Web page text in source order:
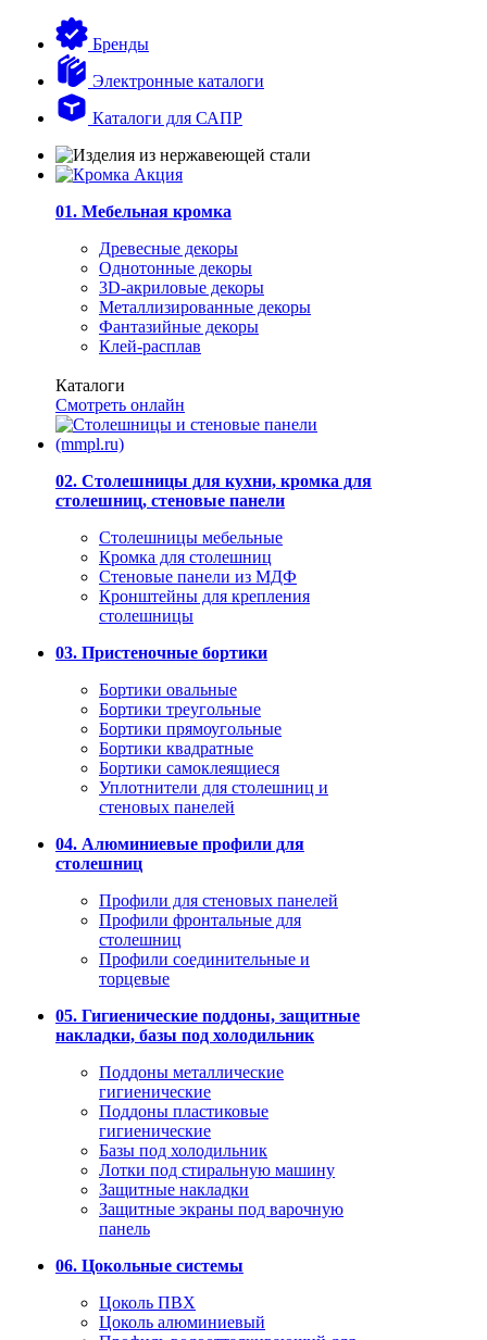
Бренды
Электронные каталоги
Каталоги для САПР
01. Мебельная кромка
Древесные декоры
Однотонные декоры
3D-акриловые декоры
Металлизированные декоры
Фантазийные декоры
Клей-расплав
Каталоги
Смотреть онлайн
02. Столешницы для кухни, кромка для
столешниц, стеновые панели
Столешницы мебельные
Кромка для столешниц
Стеновые панели из МДФ
Кронштейны для крепления
столешницы
03. Пристеночные бортики
Бортики овальные
Бортики треугольные
Бортики прямоугольные
Бортики квадратные
Бортики самоклеящиеся
Уплотнители для столешниц и
стеновых панелей
04. Алюминиевые профили для
столешниц
Профили для стеновых панелей
Профили фронтальные для
столешниц
Профили соединительные и
торцевые
05. Гигиенические поддоны, защитные
накладки, базы под холодильник
Поддоны металлические
гигиенические
Поддоны пластиковые
гигиенические
Базы под холодильник
Лотки под стиральную машину
Защитные накладки
Защитные экраны под варочную
панель
06. Цокольные системы
Цоколь ПВХ
Цоколь алюминиевый